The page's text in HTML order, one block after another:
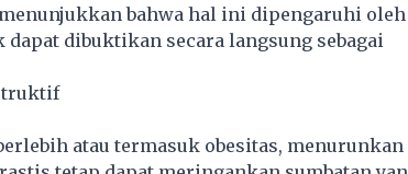
bahwa hal ini dipengaruhi oleh
dibuktikan secara langsung sebagai
atau termasuk obesitas, menurunkan